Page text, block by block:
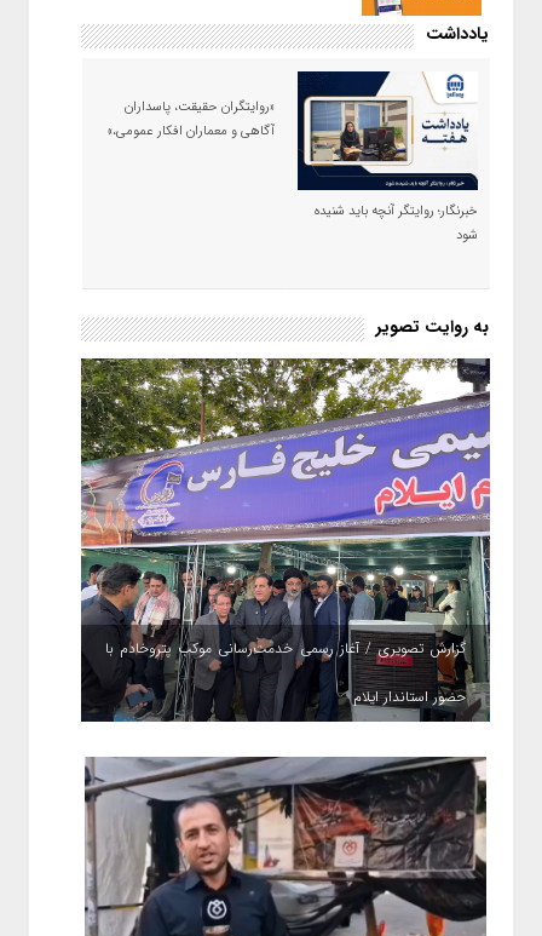
یادداشت
خبرنگار؛ روایتگر آنچه باید شنیده
شود
«روایتگران حقیقت، پاسداران
آگاهی و معماران افکار عمومی،»
به روایت تصویر
گزارش تصویری / آغاز رسمی خدمت‌رسانی موکب پتروخادم با
حضور استاندار ایلام